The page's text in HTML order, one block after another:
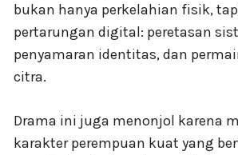
bukan hanya perkelahian fisik,
pertarungan digital: peretasan
penyamaran identitas, dan
citra.
Drama ini juga menonjol karena
karakter perempuan kuat yang